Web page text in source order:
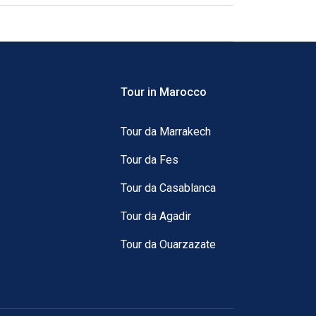
Tour in Marocco
Tour da Marrakech
Tour da Fes
Tour da Casablanca
Tour da Agadir
Tour da Ouarzazate